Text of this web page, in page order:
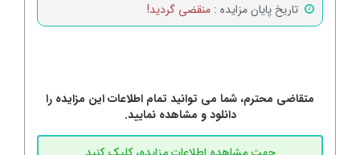
تاریخ پایان مزایده : منقضی گردید!
متقاضی محترم، شما می توانید تمام اطلاعات این مزایده را
دانلود و مشاهده نمایید.